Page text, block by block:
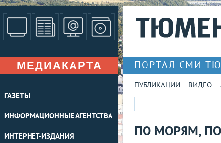
МЕДИАКАРТА
ГАЗЕТЫ
ИНФОРМАЦИОННЫЕ АГЕНТСТВА
ИНТЕРНЕТ-ИЗДАНИЯ
ПОРТАЛ СМИ
ПУБЛИКАЦИИ ВИДЕО
ПО МОРЯМ,